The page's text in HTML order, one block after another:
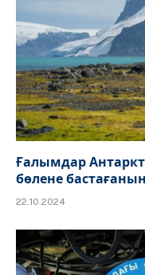
Ғалымдар
бөлене
22.10.2024